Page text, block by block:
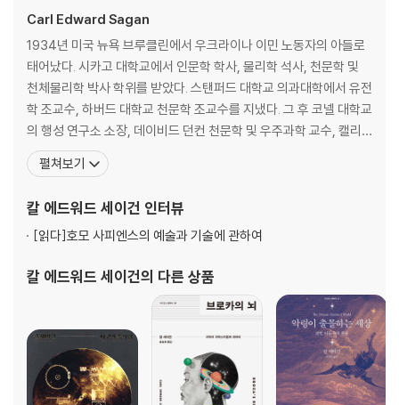
Carl Edward Sagan
1934년 미국 뉴욕 브루클린에서 우크라이나 이민 노동자의 아들로
태어났다. 시카고 대학교에서 인문학 학사, 물리학 석사, 천문학 및
천체물리학 박사 학위를 받았다. 스탠퍼드 대학교 의과대학에서 유전
학 조교수, 하버드 대학교 천문학 조교수를 지냈다. 그 후 코넬 대학교
의 행성 연구소 소장, 데이비드 던컨 천문학 및 우주과학 교수, 캘리
포니아 공과대학의 특별 초빙 연구원, 세계 최대 우주 동호 단체인 행
성협회의 공동 설립자 겸 회장 등을 역임했다. 또한 미국 항공우주국
무인 우주 탐사 계획에 참여했고 과학의 대
펼쳐보기
칼 에드워드 세이건 인터뷰
[읽다]호모 사피엔스의 예술과 기술에 관하여
칼 에드워드 세이건의 다른 상품